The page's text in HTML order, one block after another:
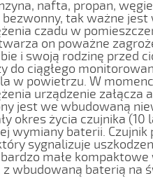
nafta, propan,
tak ważne
czadu w
on poważne
i swoją rodzinę przed
do ciągłego
w powietrzu. W
urządzenie załącza
jest we wbudowaną
okres życia czujnika (10
wymiany baterii. Czujnik
sygnalizuje
małe
wbudowaną baterią na